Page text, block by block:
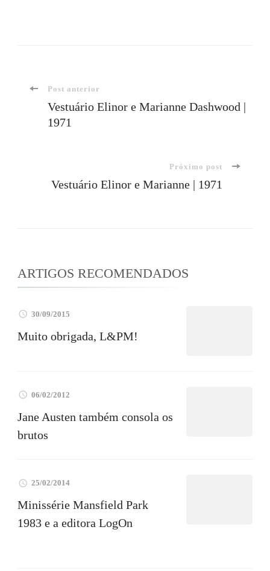
Navegação
Post anterior
Vestuário Elinor e Marianne Dashwood |
1971
Próximo post
Vestuário Elinor e Marianne | 1971
ARTIGOS RECOMENDADOS
30/09/2015
Muito obrigada, L&PM!
06/02/2012
Jane Austen também consola os
brutos
25/02/2014
Minissérie Mansfield Park
1983 e a editora LogOn